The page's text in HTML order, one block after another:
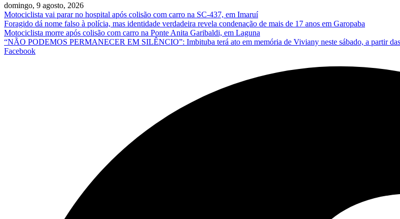
domingo, 9 agosto, 2026
Motociclista vai parar no hospital após colisão com carro na SC-437, em Imaruí
Foragido dá nome falso à polícia, mas identidade verdadeira revela condenação de mais de 17 anos em Garopaba
Motociclista morre após colisão com carro na Ponte Anita Garibaldi, em Laguna
“NÃO PODEMOS PERMANECER EM SILÊNCIO”: Imbituba terá ato em memória de Viviany neste sábado, a partir
Facebook